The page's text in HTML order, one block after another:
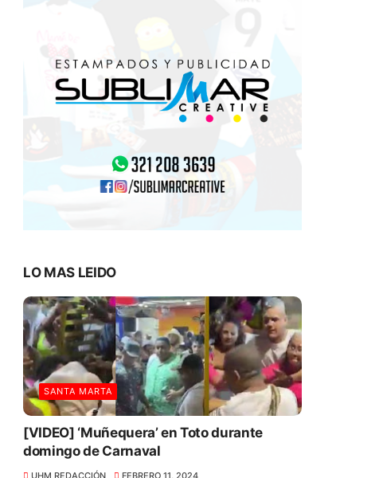
LO MAS LEIDO
SANTA MARTA
[VIDEO] ‘Muñequera’ en Toto durante
domingo de Carnaval
UHM REDACCIÓN FEBRERO 11, 2024